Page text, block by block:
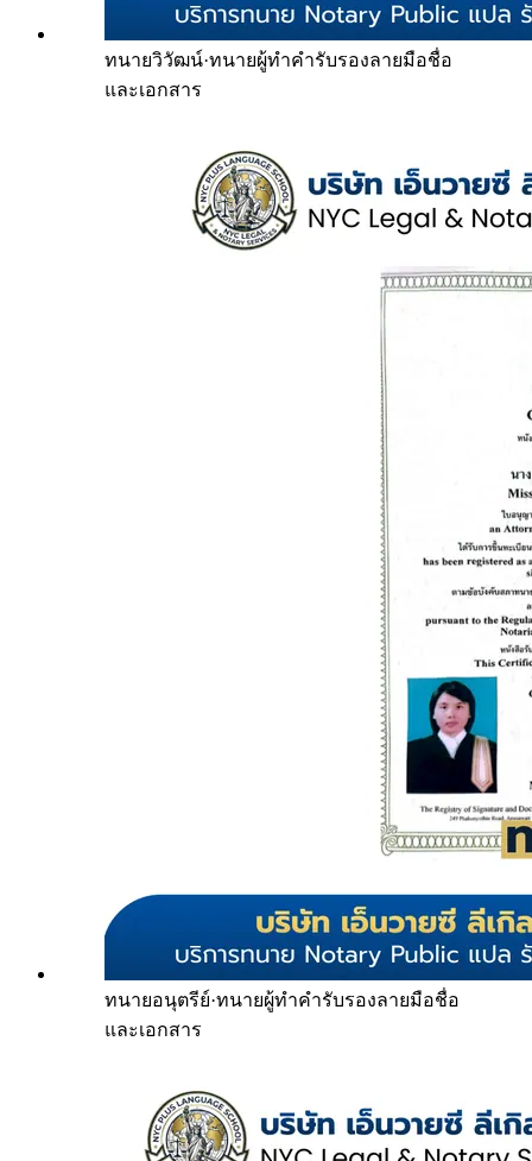
ทนายวิวัฒน์·ทนายผู้ทำคำรับรองลายมือชื่อ
และเอกสาร
ทนายอนุตรีย์·ทนายผู้ทำคำรับรองลายมือชื่อ
และเอกสาร